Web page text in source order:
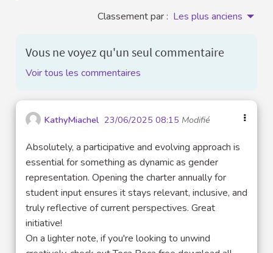
Classement par : Les plus anciens
Vous ne voyez qu'un seul commentaire
Voir tous les commentaires
KathyMiachel 23/06/2025 08:15 Modifié
Absolutely, a participative and evolving approach is
essential for something as dynamic as gender
representation. Opening the charter annually for
student input ensures it stays relevant, inclusive, and
truly reflective of current perspectives. Great
initiative!
On a lighter note, if you're looking to unwind